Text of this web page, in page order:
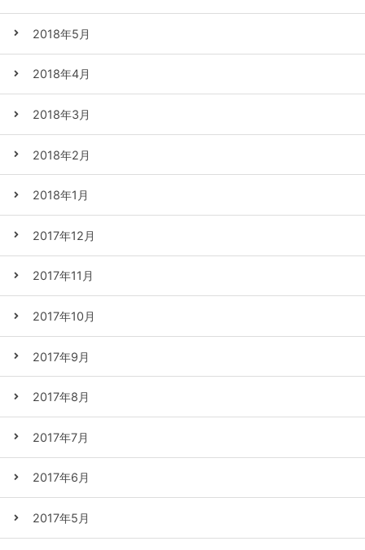
2018年5月
2018年4月
2018年3月
2018年2月
2018年1月
2017年12月
2017年11月
2017年10月
2017年9月
2017年8月
2017年7月
2017年6月
2017年5月